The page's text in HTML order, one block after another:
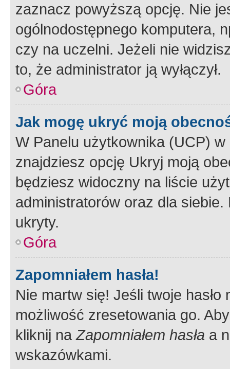
zaznacz powyższą opcję. Nie
ogólnodostępnego komputera,
czy na uczelni. Jeżeli nie
to, że administrator ją wyłączył.
Góra
Jak mogę ukryć moją
W Panelu użytkownika (UCP) w
znajdziesz opcję Ukryj moją
będziesz widoczny na liście
administratorów oraz dla
ukryty.
Góra
Zapomniałem hasła!
Nie martw się! Jeśli twoje
możliwość zresetowania go.
kliknij naZapomniałem hasła a
wskazówkami.